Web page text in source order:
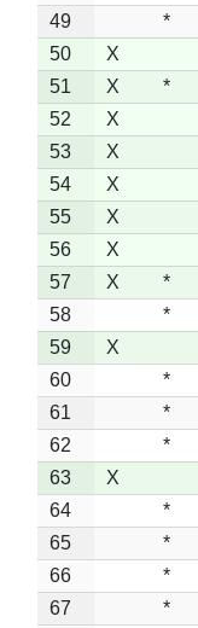
49
*
50
X
51
X *
52
X
53
X
54
X
55
X
56
X
57
X *
58
*
59
X
60
*
61
*
62
*
63
X
64
*
65
*
66
*
67
*